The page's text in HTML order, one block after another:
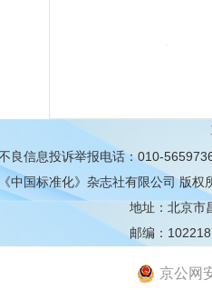
良信息投诉举报电话：010-
《中国标准化》杂志社有限公司版权
地址：北京市
邮编：102218
京公网